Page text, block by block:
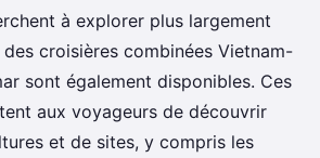
à explorer plus largement
croisières combinées Vietnam-
sont également disponibles. Ces
aux voyageurs de découvrir
et de sites, y compris les